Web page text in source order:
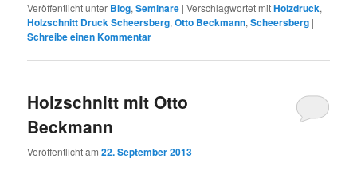
Veröffentlicht unter Blog,Seminare |Verschlagwortet mitHolzdruck,
Holzschnitt Druck Scheersberg,Otto Beckmann,Scheersberg |
Schreibe einen Kommentar
Holzschnitt mit Otto
Beckmann
Veröffentlicht am22. September 2013